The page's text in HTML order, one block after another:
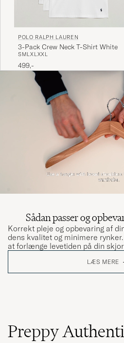
POLO RALPH LAUREN
3-Pack Crew Neck T-Shirt White
SMLXLXXL
499,-
Sådan passer og
Korrekt pleje og opbevaring af
dens kvalitet og minimere
at forlænge levetiden på din
LÆS MERE
Preppy